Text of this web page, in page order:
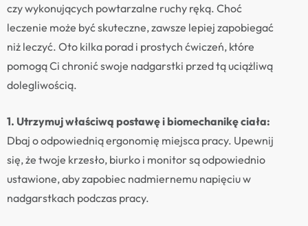
czy wykonujących powtarzalne ruchy ręką. Choć
leczenie może być skuteczne, zawsze lepiej zapobiegać
niż leczyć. Oto kilka porad i prostych ćwiczeń, które
pomogą Ci chronić swoje nadgarstki przed tą uciążliwą
dolegliwością.
1. Utrzymuj właściwą postawę i biomechanikę ciała:
Dbaj o odpowiednią ergonomię miejsca pracy. Upewnij
się, że twoje krzesło, biurko i monitor są odpowiednio
ustawione, aby zapobiec nadmiernemu napięciu w
nadgarstkach podczas pracy.